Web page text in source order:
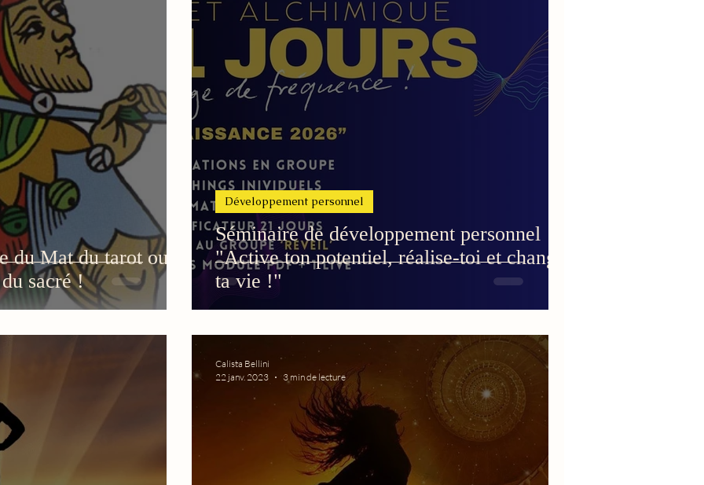
du Mat du tarot ou
sacré !
Séminaire de développement personnel
"Active ton potentiel, réalise-toi et change
ta vie !"
Développement personnel
Calista Bellini
22 janv. 2023
3 min de lecture